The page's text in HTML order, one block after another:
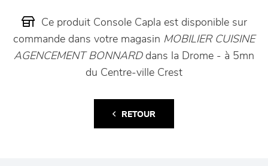
Ce produit Console Capla est disponible sur
commande dans votre magasin MOBILIER CUISINE
AGENCEMENT BONNARDdans la Drome - à 5mn
du Centre-ville Crest
RETOUR